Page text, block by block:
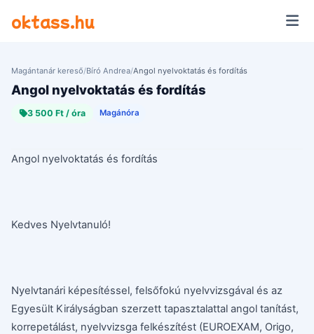
oktass.hu
Magántanár kereső/Bíró Andrea/Angol nyelvoktatás és fordítás
Angol nyelvoktatás és fordítás
3 500 Ft / óra Magánóra
Angol nyelvoktatás és fordítás
Kedves Nyelvtanuló!
Nyelvtanári képesítéssel, felsőfokú nyelvvizsgával és az
Egyesült Királyságban szerzett tapasztalattal angol tanítást,
korrepetálást, nyelvvizsga felkészítést (EUROEXAM, Origo,